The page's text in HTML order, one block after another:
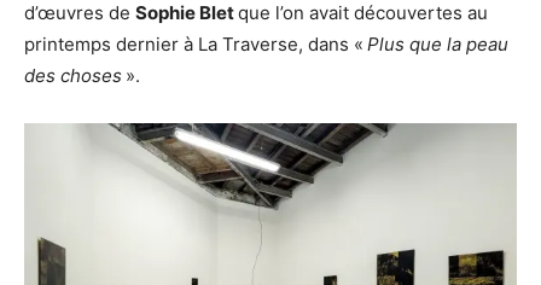
d’œuvres de Sophie Bletque l’on avait découvertes au
printemps dernier à La Traverse, dans « Plus que la peau
des choses ».